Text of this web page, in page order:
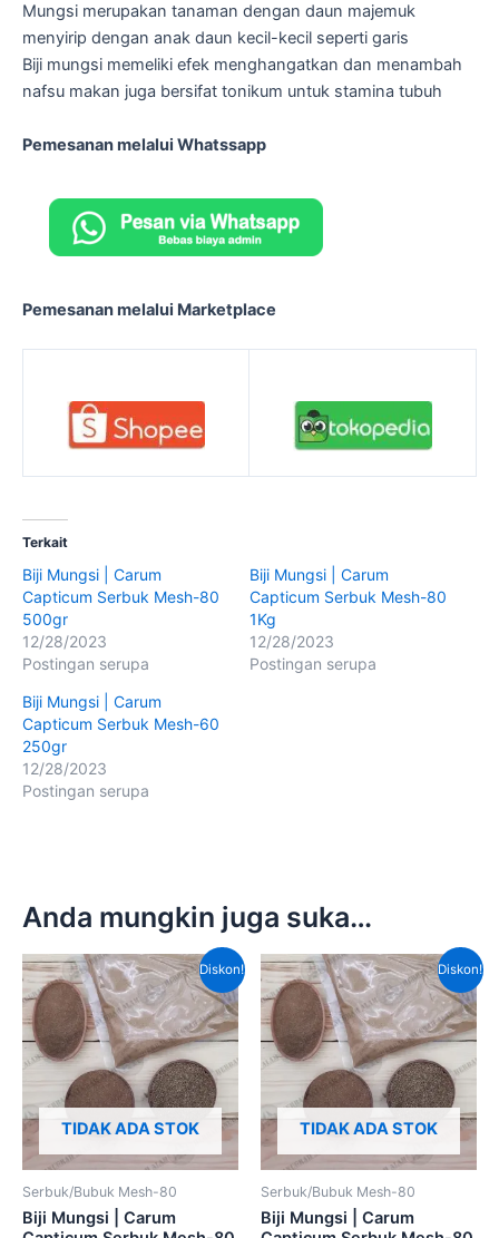
Mungsi merupakan tanaman dengan daun majemuk
menyirip dengan anak daun kecil-kecil seperti garis
Biji mungsi memeliki efek menghangatkan dan menambah
nafsu makan juga bersifat tonikum untuk stamina tubuh
Pemesanan melalui Whatssapp
Pemesanan melalui Marketplace
Terkait
Biji Mungsi | Carum
Capticum Serbuk Mesh-80
500gr
12/28/2023
Postingan serupa
Biji Mungsi | Carum
Capticum Serbuk Mesh-80
1Kg
12/28/2023
Postingan serupa
Biji Mungsi | Carum
Capticum Serbuk Mesh-60
250gr
12/28/2023
Postingan serupa
Anda mungkin juga suka…
Diskon!
TIDAK ADA STOK
Serbuk/Bubuk Mesh-80
Biji Mungsi | Carum
Harga
aslinya
adalah:
Rp90,000.00.
Harga
saat
ini
adalah:
Rp70,000.00.
Diskon!
TIDAK ADA STOK
Serbuk/Bubuk Mesh-80
Biji Mungsi | Carum
Harga
aslinya
adalah:
Rp180,000.00.
saat
ini